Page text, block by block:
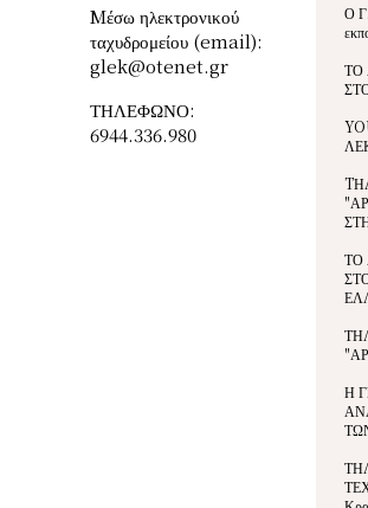
Mέσω ηλεκτρονικού
ταχυδρομείου (email):
glek@otenet.gr
ΤΗΛΕΦΩΝΟ:
6944.336.980
Ο
ΤΟ
ΤΟ
Η